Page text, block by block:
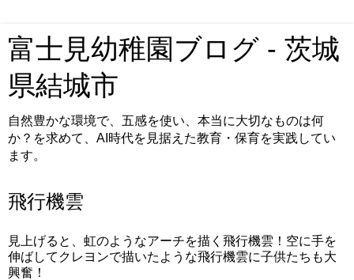
富士見幼稚園ブログ - 茨城
県結城市
自然豊かな環境で、五感を使い、本当に大切なものは何
か？を求めて、AI時代を見据えた教育・保育を実践してい
ます。
飛行機雲
見上げると、虹のようなアーチを描く飛行機雲！空に手を
伸ばしてクレヨンで描いたような飛行機雲に子供たちも大
興奮！